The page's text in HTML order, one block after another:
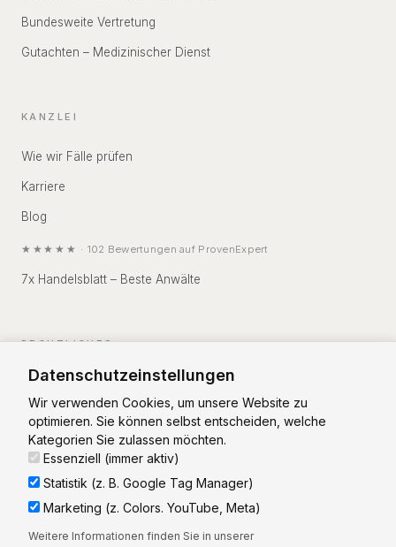
Bundesweite Vertretung
Gutachten – Medizinischer Dienst
KANZLEI
Wie wir Fälle prüfen
Karriere
Blog
★★★★★ · 102 Bewertungen auf ProvenExpert
7x Handelsblatt – Beste Anwälte
RECHTLICHES
Impressum
Datenschutz
Vorstand: RA Christian Zierhut
Datenschutzeinstellungen
Wir verwenden Cookies, um unsere Website zu
optimieren. Sie können selbst entscheiden, welche
Kategorien Sie zulassen möchten.
Essenziell (immer aktiv)
Statistik (z. B. Google Tag Manager)
Marketing (z. Colors. YouTube, Meta)
Weitere Informationen finden Sie in unserer